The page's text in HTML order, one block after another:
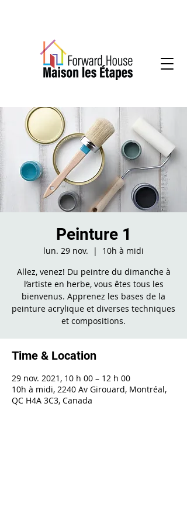
Peinture 1
lun. 29 nov.
  |
10h à midi
Allez, venez! Du peintre du dimanche à
l’artiste en herbe, vous êtes tous les
bienvenus. Apprenez les bases de la
peinture acrylique et diverses techniques
et compositions.
Time & Location
29 nov. 2021, 10 h 00 – 12 h 00
10h à midi, 2240 Av Girouard, Montréal,
QC H4A 3C3, Canada